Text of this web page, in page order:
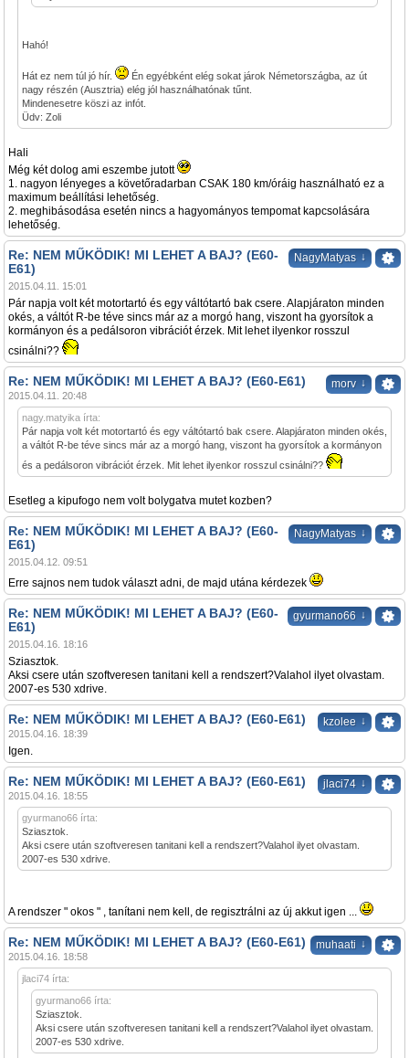
Hahó!
Hát ez nem túl jó hír.
Én egyébként elég sokat járok Németországba, az út
nagy részén (Ausztria) elég jól használhatónak tűnt.
Mindenesetre köszi az infót.
Üdv: Zoli
Hali
Még két dolog ami eszembe jutott
1. nagyon lényeges a követőradarban CSAK 180 km/óráig használható ez a
maximum beállítási lehetőség.
2. meghibásodása esetén nincs a hagyományos tempomat kapcsolására
lehetőség.
NagyMatyas ↓
Re: NEM MŰKÖDIK! MI LEHET A BAJ? (E60-
E61)
2015.04.11. 15:01
Pár napja volt két motortartó és egy váltótartó bak csere. Alapjáraton minden
okés, a váltót R-be téve sincs már az a morgó hang, viszont ha gyorsítok a
kormányon és a pedálsoron vibrációt érzek. Mit lehet ilyenkor rosszul
csinálni??
morv ↓
Re: NEM MŰKÖDIK! MI LEHET A BAJ? (E60-E61)
2015.04.11. 20:48
nagy.matyika írta:
Pár napja volt két motortartó és egy váltótartó bak csere. Alapjáraton minden okés,
a váltót R-be téve sincs már az a morgó hang, viszont ha gyorsítok a kormányon
és a pedálsoron vibrációt érzek. Mit lehet ilyenkor rosszul csinálni??
Esetleg a kipufogo nem volt bolygatva mutet kozben?
NagyMatyas ↓
Re: NEM MŰKÖDIK! MI LEHET A BAJ? (E60-
E61)
2015.04.12. 09:51
Erre sajnos nem tudok választ adni, de majd utána kérdezek
gyurmano66 ↓
Re: NEM MŰKÖDIK! MI LEHET A BAJ? (E60-
E61)
2015.04.16. 18:16
Sziasztok.
Aksi csere után szoftveresen tanitani kell a rendszert?Valahol ilyet olvastam.
2007-es 530 xdrive.
kzolee ↓
Re: NEM MŰKÖDIK! MI LEHET A BAJ? (E60-E61)
2015.04.16. 18:39
Igen.
jlaci74 ↓
Re: NEM MŰKÖDIK! MI LEHET A BAJ? (E60-E61)
2015.04.16. 18:55
gyurmano66 írta:
Sziasztok.
Aksi csere után szoftveresen tanitani kell a rendszert?Valahol ilyet olvastam.
2007-es 530 xdrive.
A rendszer " okos " , tanítani nem kell, de regisztrálni az új akkut igen ...
muhaati ↓
Re: NEM MŰKÖDIK! MI LEHET A BAJ? (E60-E61)
2015.04.16. 18:58
jlaci74 írta:
gyurmano66 írta:
Sziasztok.
Aksi csere után szoftveresen tanitani kell a rendszert?Valahol ilyet olvastam.
2007-es 530 xdrive.